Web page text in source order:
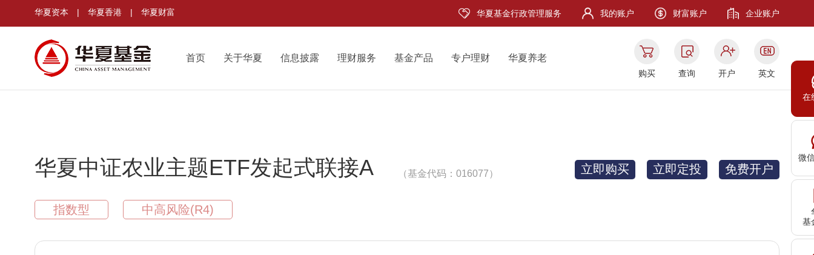
在
微
基
华夏资本 | 华夏香港 | 华夏财富 华夏基金行政管理服务 我的账户 财富账户 企业账户
首页 关于华夏 信息披露 理财服务 基金产品 专户理财 华夏养老
购买 查询 开户 英文
华夏中证农业主题ETF发起式联接A （基金代码：016077）
指数型 中高风险(R4)
立即购买 立即定投 免费开户